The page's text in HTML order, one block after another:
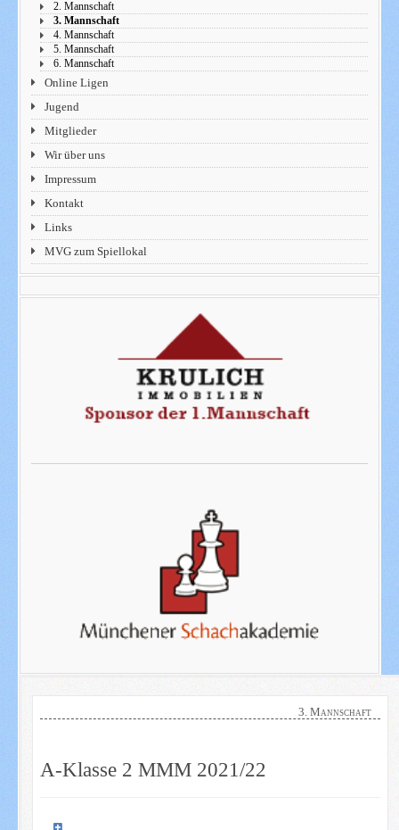
2. Mannschaft
3. Mannschaft
4. Mannschaft
5. Mannschaft
6. Mannschaft
Online Ligen
Jugend
Mitglieder
Wir über uns
Impressum
Kontakt
Links
MVG zum Spiellokal
3. Mannschaft
A-Klasse 2 MMM 2021/22